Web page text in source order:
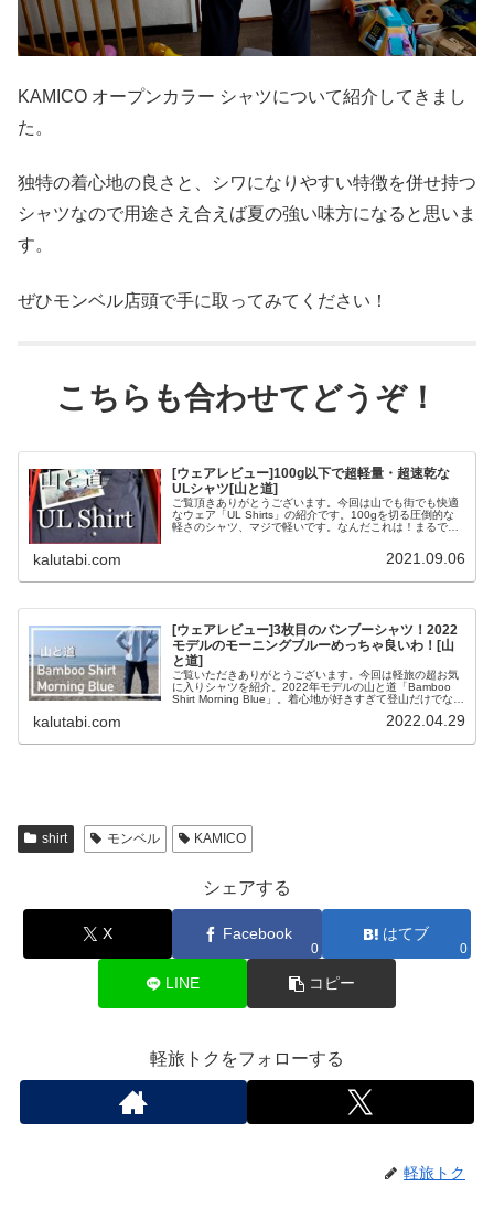
KAMICO オープンカラー シャツについて紹介してきまし
た。
独特の着心地の良さと、シワになりやすい特徴を併せ持つ
シャツなので用途さえ合えば夏の強い味方になると思いま
す。
ぜひモンベル店頭で手に取ってみてください！
こちらも合わせてどうぞ！
[ウェアレビュー]100g以下で超軽量・超速乾な
ULシャツ[山と道]
ご覧頂きありがとうございます。今回は山でも街でも快適
なウェア「UL Shirts」の紹介です。100gを切る圧倒的な
軽さのシャツ、マジで軽いです。なんだこれは！まるで服
kalutabi.com 2021.09.06
[ウェアレビュー]3枚目のバンブーシャツ！2022
モデルのモーニングブルーめっちゃ良いわ！[山
と道]
ご覧いただきありがとうございます。今回は軽旅の超お気
に入りシャツを紹介。2022年モデルの山と道「Bamboo
Shirt Morning Blue」。着心地が好きすぎて登山だけでなく
kalutabi.com 2022.04.29
shirt モンベル KAMICO
シェアする
X Facebook
0
はてブ
0
LINE コピー
軽旅トクをフォローする
軽旅トク